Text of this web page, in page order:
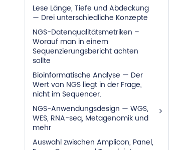
Lese Länge, Tiefe und Abdeckung
— Drei unterschiedliche Konzepte
NGS-Datenqualitätsmetriken –
Worauf man in einem
Sequenzierungsbericht achten
sollte
Bioinformatische Analyse — Der
Wert von NGS liegt in der Frage,
nicht im Sequencer.
NGS-Anwendungsdesign — WGS,
WES, RNA-seq, Metagenomik und
mehr
Auswahl zwischen Amplicon, Panel,